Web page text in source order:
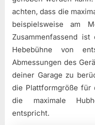
achten, dass die
beispielsweise am
Zusammenfassend
Hebebühne von
Abmessungen des
deiner Garage zu
die Plattformgröße für
die maximale
entspricht.